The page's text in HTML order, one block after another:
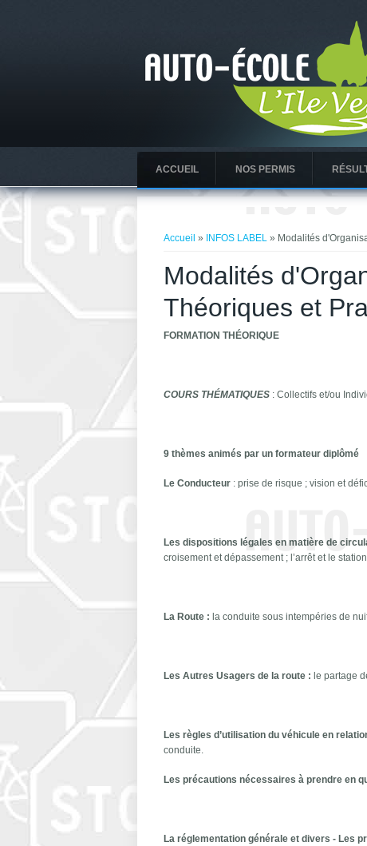
ACCUEIL NOS PERMIS
Accueil » INFOS LABEL » Modalités
Modalités
Théoriques et
FORMATION THÉORIQUE
COURS THÉMATIQUES : Collectifs et/ou
9 thèmes animés par un formateur diplômé
Le Conducteur : prise de risque ; vision et
Les dispositions légales en matière de
croisement et dépassement ; l’arrêt et le
La Route : la conduite sous intempéries de
Les Autres Usagers de la route : le partage
Les règles d’utilisation du véhicule en
conduite.
Les précautions nécessaires à prendre en
La réglementation générale et divers - Les